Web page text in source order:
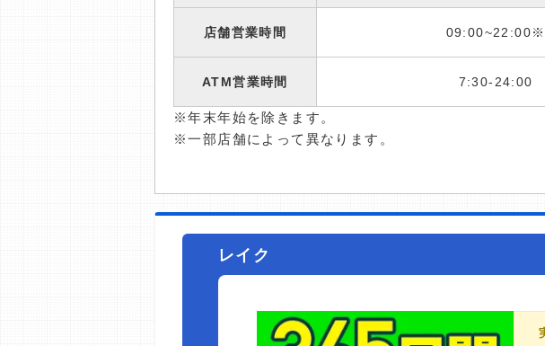
店舗営業時間 09:00~22:00※
ATM営業時間 7:30-24:00
※年末年始を除きます。
※一部店舗によって異なります。
レイク